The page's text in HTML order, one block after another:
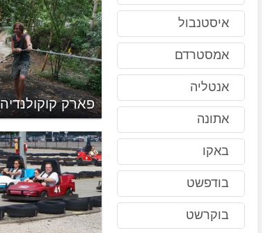
איסטנבול
אמסטרדם
אנטליה
אתונה
באקו
בודפשט
בוקרשט
פארק קוקולנדיה